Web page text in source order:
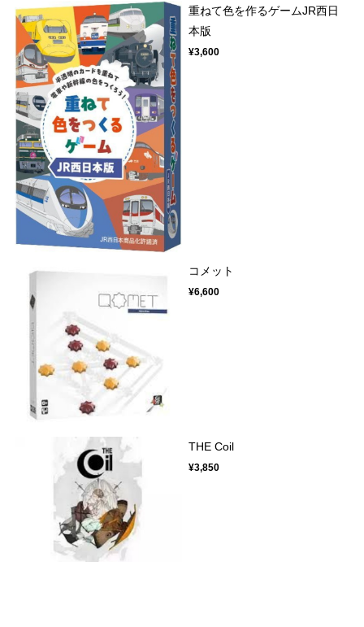
重ねて色を作るゲームJR西日
本版
¥3,600
コメット
¥6,600
THE Coil
¥3,850